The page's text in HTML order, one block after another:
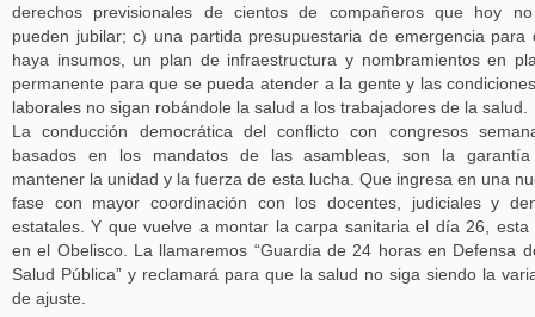
derechos previsionales de cientos de compañeros que hoy
pueden jubilar; c) una partida presupuestaria de emergencia para
haya insumos, un plan de infraestructura y nombramientos en
permanente para que se pueda atender a la gente y las
laborales no sigan robándole la salud a los trabajadores de la salud.
La conducción democrática del conflicto con congresos
basados en los mandatos de las asambleas, son la
mantener la unidad y la fuerza de esta lucha. Que ingresa en una
fase con mayor coordinación con los docentes, judiciales y
estatales. Y que vuelve a montar la carpa sanitaria el día 26, esta
en el Obelisco. La llamaremos “Guardia de 24 horas en Defensa
Salud Pública” y reclamará para que la salud no siga siendo la
de ajuste.